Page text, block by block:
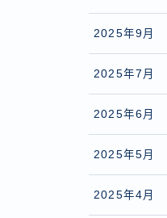
2025年9月
2025年7月
2025年6月
2025年5月
2025年4月